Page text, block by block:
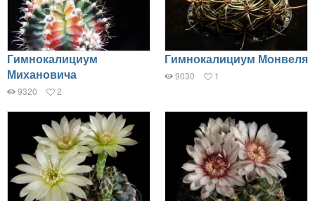
Гимнокалициум
Михановича
9320 2
Гимнокалициум Монвеля
9030 1